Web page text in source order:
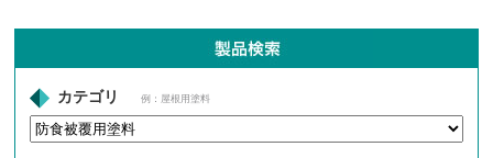
カテゴリ 例：屋根用塗料